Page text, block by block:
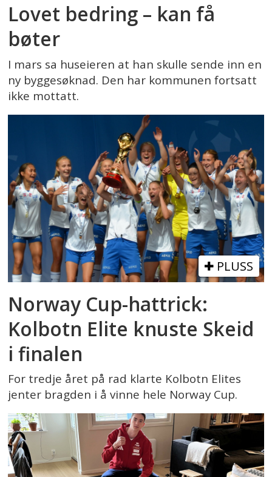
Lovet bedring – kan få
bøter
I mars sa huseieren at han skulle sende inn en
ny byggesøknad. Den har kommunen fortsatt
ikke mottatt.
PLUSS
Norway Cup-hattrick:
Kolbotn Elite knuste Skeid
i finalen
For tredje året på rad klarte Kolbotn Elites
jenter bragden i å vinne hele Norway Cup.